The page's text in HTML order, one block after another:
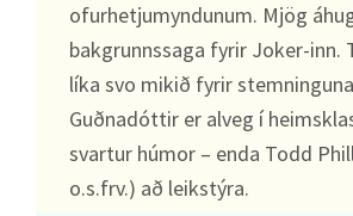
ofurhetjumyndunum. Mjög
bakgrunnssaga fyrir Joker-inn.
líka svo mikið fyrir
Guðnadóttir er alveg í
svartur húmor – enda Todd
o.s.frv.) að leikstýra.